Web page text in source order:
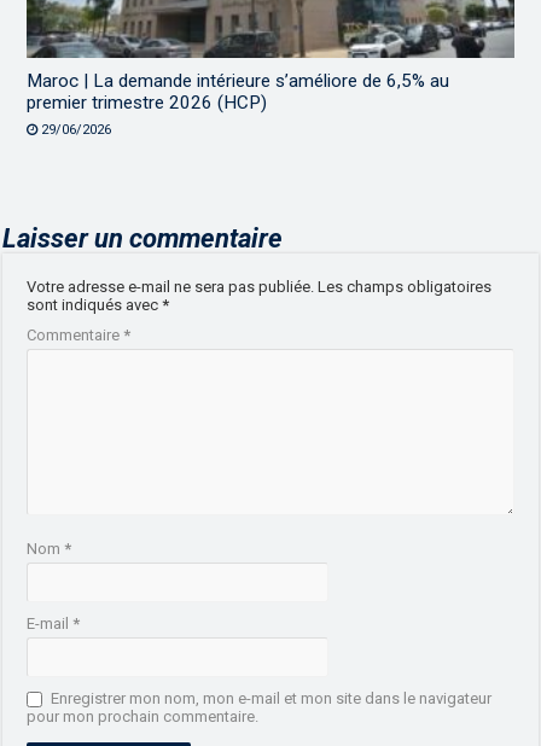
Maroc | La demande intérieure s’améliore de 6,5% au
premier trimestre 2026 (HCP)
29/06/2026
Laisser un commentaire
Votre adresse e-mail ne sera pas publiée. Les champs obligatoires
sont indiqués avec*
Commentaire*
Nom*
E-mail*
Enregistrer mon nom, mon e-mail et mon site dans le navigateur
pour mon prochain commentaire.